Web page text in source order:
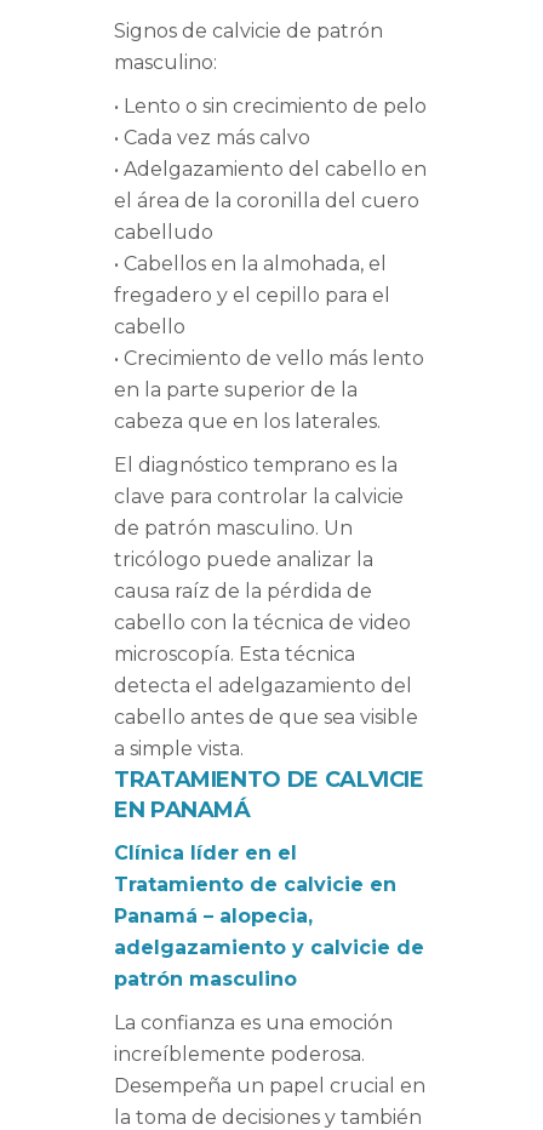
Signos de calvicie de patrón
masculino:
• Lento o sin crecimiento de pelo
• Cada vez más calvo
• Adelgazamiento del cabello en
el área de la coronilla del cuero
cabelludo
• Cabellos en la almohada, el
fregadero y el cepillo para el
cabello
• Crecimiento de vello más lento
en la parte superior de la
cabeza que en los laterales.
El diagnóstico temprano es la
clave para controlar la calvicie
de patrón masculino. Un
tricólogo puede analizar la
causa raíz de la pérdida de
cabello con la técnica de video
microscopía. Esta técnica
detecta el adelgazamiento del
cabello antes de que sea visible
a simple vista.
TRATAMIENTO DE CALVICIE
EN PANAMÁ
Clínica líder en el
Tratamiento de calvicie en
Panamá – alopecia,
adelgazamiento y calvicie de
patrón masculino
La confianza es una emoción
increíblemente poderosa.
Desempeña un papel crucial en
la toma de decisiones y también